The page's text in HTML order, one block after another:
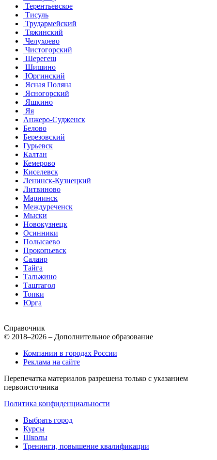
Терентьевское
Тисуль
Трудармейский
Тяжинский
Челухоево
Чистогорский
Шерегеш
Шишино
Юргинский
Ясная Поляна
Ясногорский
Яшкино
Яя
Анжеро-Судженск
Белово
Березовский
Гурьевск
Калтан
Кемерово
Киселевск
Ленинск-Кузнецкий
Литвиново
Мариинск
Междуреченск
Мыски
Новокузнецк
Осинники
Полысаево
Прокопьевск
Салаир
Тайга
Тальжино
Таштагол
Топки
Юрга
Справочник
© 2018–2026 – Дополнительное образование
Компании в городах России
Реклама на сайте
Перепечатка материалов разрешена только с указанием
первоисточника
Политика конфиденциальности
Выбрать город
Курсы
Школы
Тренинги, повышение квалификации